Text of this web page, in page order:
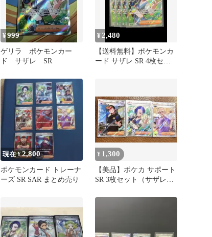
¥999
ゲリラ ポケモンカー
ド サザレ SR
¥ 2,480
【送料無料】ポケモンカ
ード サザレ SR 4枚セッ
現在 ¥2,800
ポケモンカード トレーナ
ーズ SR SAR まとめ売り
¥ 1,300
【美品】ポケカ サポート
SR 3枚セット（サザレ・